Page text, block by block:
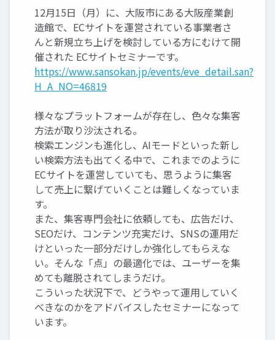
12月15日（月）に、大阪市にある大阪産業創
造館で、ECサイトを運営されている事業者さ
んと新規立ち上げを検討している方にむけて開
催された ECサイトセミナーです。
https://www.sansokan.jp/events/eve_detail.san?
H_A_NO=46819
様々なプラットフォームが存在し、色々な集客
方法が取り沙汰される。
検索エンジンも進化し、AIモードといった新し
い検索方法も出てくる中で、これまでのように
ECサイトを運営していても、思うように集客
して売上に繋げていくことは難しくなっていま
す。
また、集客専門会社に依頼しても、広告だけ、
SEOだけ、コンテンツ充実だけ、SNSの運用だ
けといった一部分だけしか強化してもらえな
い。そんな「点」の最適化では、ユーザーを集
めても離脱されてしまうだけ。
こういった状況下で、どうやって運用していく
べきなのかをアドバイスしたセミナーになって
います。